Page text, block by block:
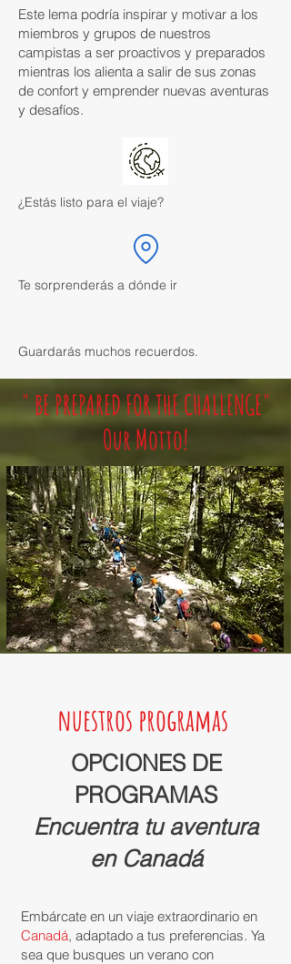
Este lema podría inspirar y motivar a los
miembros y grupos de nuestros
campistas a ser proactivos y preparados
mientras los alienta a salir de sus zonas
de confort y emprender nuevas aventuras
y desafíos.
¿Estás listo para el viaje?
Te sorprenderás a dónde ir
Guardarás muchos recuerdos.
" BE PREPARED FOR THE CHALLENGE"
Our Motto!
nuestros programas
OPCIONES DE
PROGRAMAS
Encuentra tu aventura
en Canadá
Embárcate en un viaje extraordinario en
Canadá, adaptado a tus preferencias. Ya
sea que busques un verano con